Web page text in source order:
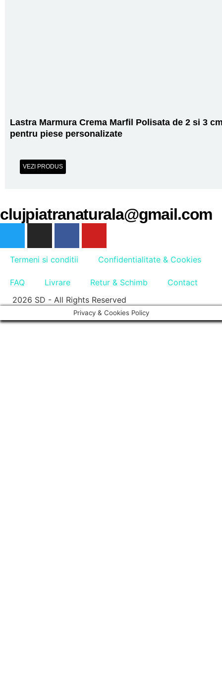
Lastra Marmura Crema Marfil Polisata de 2 si 3
pentru piese personalizate
VEZI PRODUS
clujpiatranaturala@gmail.com
2026 SD - All Rights Reserved
Termeni si conditii Confidentialitate & Cookies
FAQ Livrare Retur & Schimb Contact
Privacy & Cookies Policy